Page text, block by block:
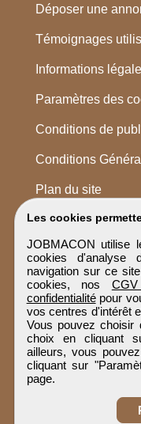
Les cookies
JOBMACON utilise
cookies d'analyse
navigation sur ce
cookies, nos
confidentialitépour
vos centres d'intérêt
Vous pouvez choisir
choix en cliquant
ailleurs, vous
cliquant sur
page.
Déposer une
Témoignages
Informations
Paramètres des
Conditions de
Conditions
Plan du site